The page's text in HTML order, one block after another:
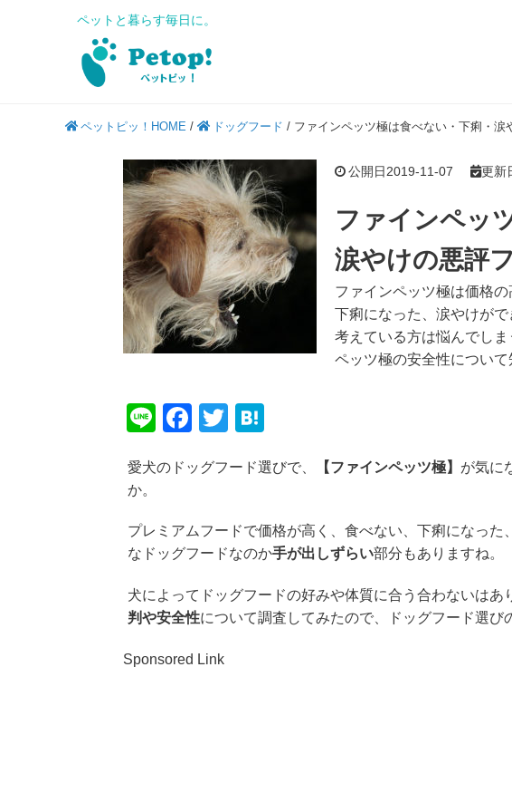
ペットと暮らす毎日に。
ペットピッ！HOME / ドッグフード / ファインペッツ極は食べない・下痢・涙
公開日2019-11-07 更新
ファインペッ
涙やけの悪評
ファインペッツ極は価格
下痢になった、涙やけが
考えている方は悩んでし
ペッツ極の安全性について
Li
e
F
c
b
o
o
k
T
tt
e
a
愛犬のドッグフード選びで、 【ファインペッツ極】 が気に
か。
プレミアムフードで価格が高く、食べない、下痢になっ
なドッグフードなのか手が出しずらい部分もありますね。
犬によってドッグフードの好みや体質に合う合わないはあ
判や安全性について調査してみたので、ドッグフード選び
Sponsored Link